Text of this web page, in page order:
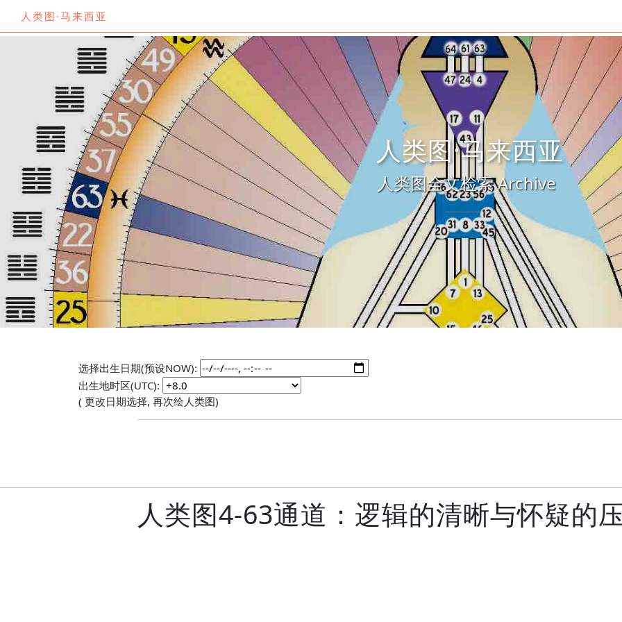
人类图·马来西亚
人类图·马来西亚
人类图全文检索 Archive
选择出生日期(预设NOW):
出生地时区(UTC):
( 更改日期选择, 再次绘人类图)
人类图4-63通道：逻辑的清晰与怀疑的